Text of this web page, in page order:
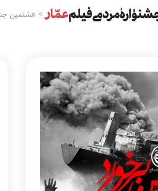
> هشتمین